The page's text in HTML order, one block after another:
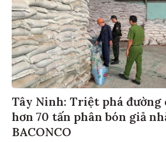
Tây Ninh: Triệt phá đường
hơn 70 tấn phân bón giả
BACONCO